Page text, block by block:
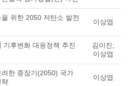
위한 2050 저탄소 발전
이상엽
기후변화 대응정책 추진
김이진;
이상엽
한 중장기(2050) 국가
략
이상엽